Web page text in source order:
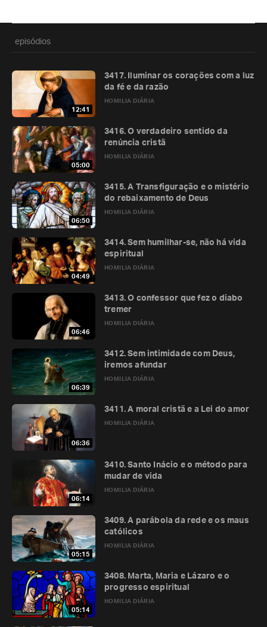
episódios
12:41
HOMILIA DIÁRIA
3417. Iluminar os corações com a luz
da fé e da razão
05:00
HOMILIA DIÁRIA
3416. O verdadeiro sentido da
renúncia cristã
06:50
HOMILIA DIÁRIA
3415. A Transfiguração e o mistério
do rebaixamento de Deus
04:49
HOMILIA DIÁRIA
3414. Sem humilhar-se, não há vida
espiritual
06:46
HOMILIA DIÁRIA
3413. O confessor que fez o diabo
tremer
06:39
HOMILIA DIÁRIA
3412. Sem intimidade com Deus,
iremos afundar
06:36
HOMILIA DIÁRIA
3411. A moral cristã e a Lei do amor
06:14
HOMILIA DIÁRIA
3410. Santo Inácio e o método para
mudar de vida
05:15
HOMILIA DIÁRIA
3409. A parábola da rede e os maus
católicos
05:14
HOMILIA DIÁRIA
3408. Marta, Maria e Lázaro e o
progresso espiritual